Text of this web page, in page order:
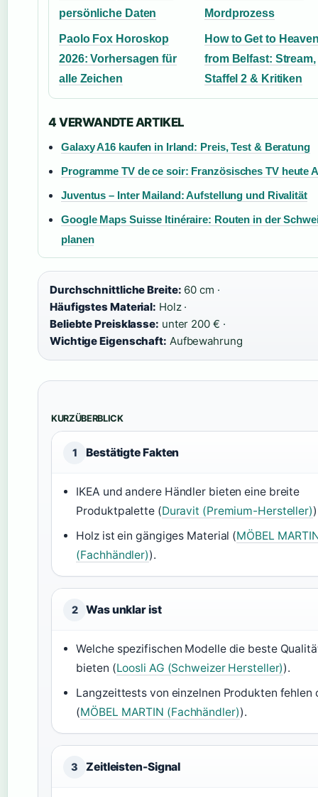
persönliche Daten
Mordprozess
Paolo Fox Horoskop
2026: Vorhersagen für
alle Zeichen
How to Get to
from Belfast: Stream,
Staffel 2 & Kritiken
4 VERWANDTE ARTIKEL
Galaxy A16 kaufen in Irland: Preis, Test & Beratung
Programme TV de ce soir: Französisches TV heute
Juventus – Inter Mailand: Aufstellung und Rivalität
Google Maps Suisse Itinéraire: Routen in der
planen
Durchschnittliche Breite: 60 cm ·
Häufigstes Material: Holz ·
Beliebte Preisklasse: unter 200 € ·
Wichtige Eigenschaft: Aufbewahrung
KURZÜBERBLICK
1 Bestätigte Fakten
IKEA und andere Händler bieten eine breite
Produktpalette (Duravit (Premium-Hersteller)
Holz ist ein gängiges Material (MÖBEL
(Fachhändler)).
2 Was unklar ist
Welche spezifischen Modelle die beste
bieten (Loosli AG (Schweizer Hersteller)).
Langzeittests von einzelnen Produkten fehlen
(MÖBEL MARTIN (Fachhändler)).
3 Zeitleisten-Signal